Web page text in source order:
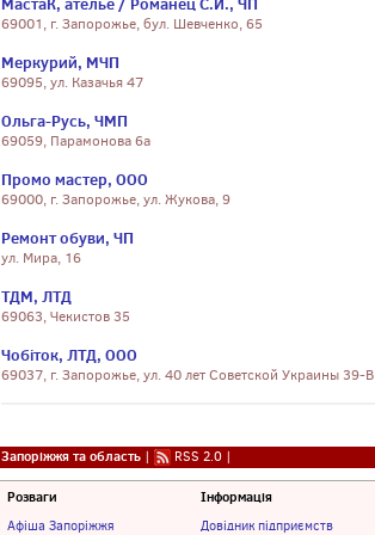
69001, г. Запорожье, бул. Шевченко, 65
Меркурий, МЧП
69095, ул. Казачья 47
Ольга-Русь, ЧМП
69059, Парамонова 6а
Промо мастер, ООО
69000, г. Запорожье, ул. Жукова, 9
Ремонт обуви, ЧП
ул. Мира, 16
ТДМ, ЛТД
69063, Чекистов 35
Чобіток, ЛТД, ООО
69037, г. Запорожье, ул. 40 лет Советской Украины 39-В
Запоріжжя та область | RSS 2.0 |
Розваги
Афіша Запоріжжя
Інформація
Довідник підприємств